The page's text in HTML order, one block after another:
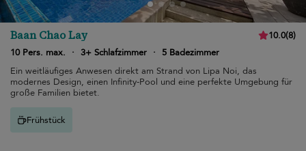
Baan Chao Lay 10.0(8)
10 Pers. max.
· 3+ Schlafzimmer ·
5 Badezimmer
Ein weitläufiges Anwesen direkt am Strand von Lipa Noi, das
modernes Design, einen Infinity-Pool und eine perfekte Umgebung für
große Familien bietet.
Frühstück